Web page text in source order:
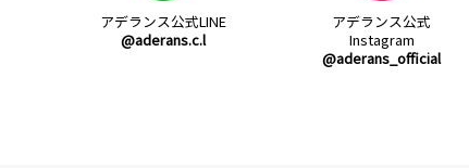
アデランス公式LINE
@aderans.c.l
アデランス公式
Instagram
@aderans_official